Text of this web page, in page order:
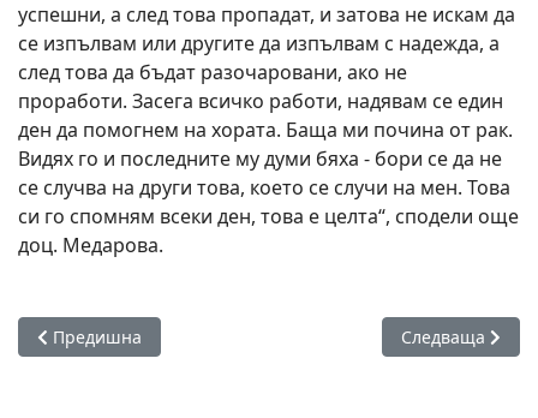
успешни, а след това пропадат, и затова не искам да
се изпълвам или другите да изпълвам с надежда, а
след това да бъдат разочаровани, ако не
проработи. Засега всичко работи, надявам се един
ден да помогнем на хората. Баща ми почина от рак.
Видях го и последните му думи бяха - бори се да не
се случва на други това, което се случи на мен. Това
си го спомням всеки ден, това е целта“, сподели още
доц. Медарова.
Предишна статия: Тенденция в Бургас: Лекари от
Предишна Следваща
Следваща